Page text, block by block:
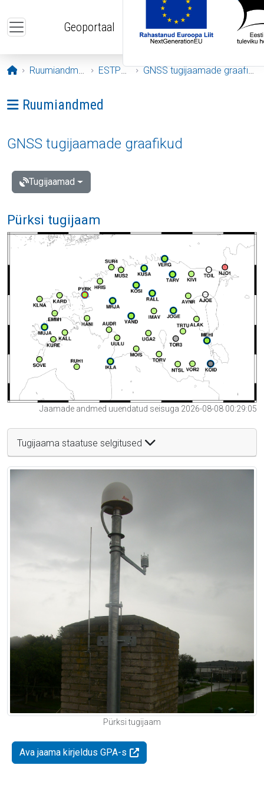
Geoportaal
Avaleht
Ruumiandmed ESTPOS GNSS tugijaamade graafikud
Ava menüü: Ruumiandmed
Ruumiandmed
GNSS tugijaamade graafikud
Tugijaamad
Pürksi tugijaam
Jaamade andmed uuendatud seisuga 2026-08-08 00:29:05
Tugijaama staatuse selgitused
Pürksi tugijaam
Ava jaama kirjeldus GPA-s